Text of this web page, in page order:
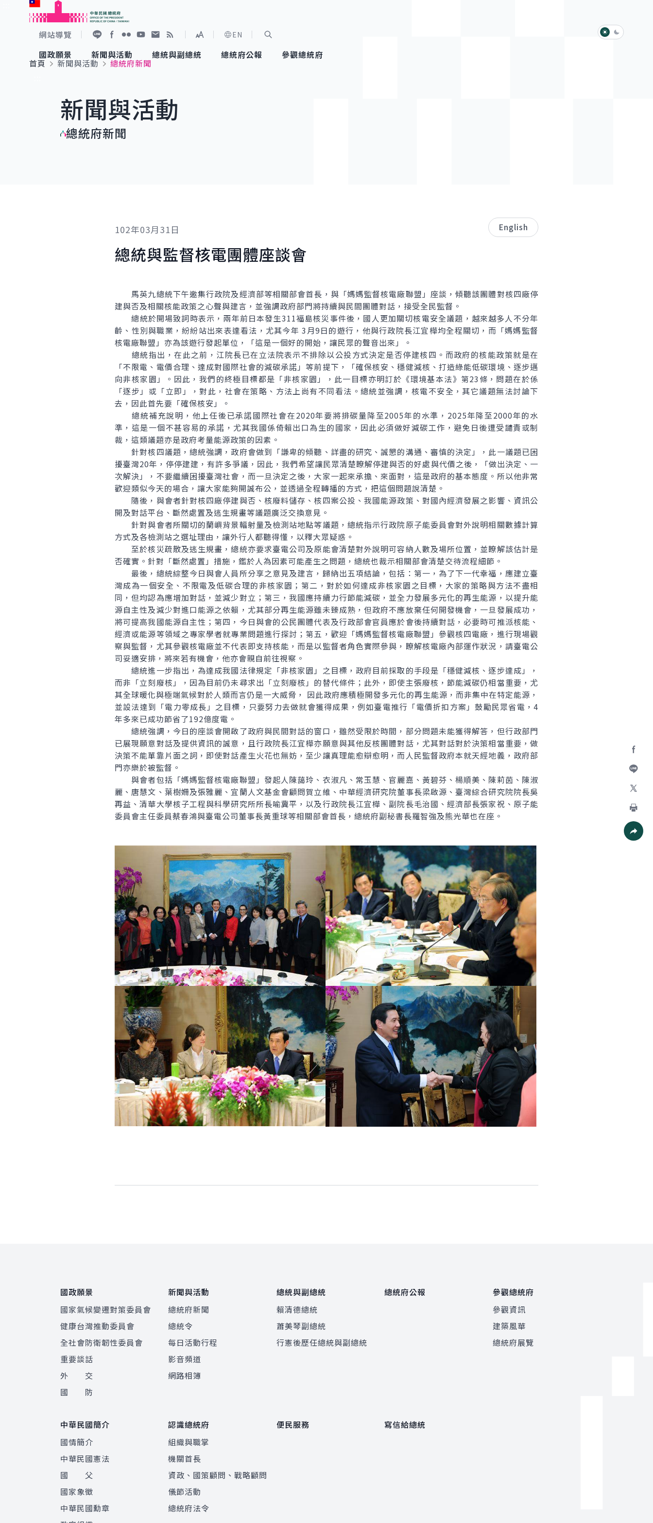
跳到主要內容
網站導覽
展開字級選單
EN
國政願景
國家氣候變遷對策委員會
重要談話
新聞與活動
總統府新聞
影音頻道
總統與副總統
賴清德總統
總統府公報 參觀總統府
參觀資訊
淺色模式
深色模式
首頁
新聞與活動
總統府新聞
新聞與活動
總統府新聞
加入好
列印
102年03月31日 English
總統與監督核電團體座談會
馬英九總統下午邀集行政院及經濟部等相關部會首長，與「媽媽監督核電廠聯盟」座談，傾聽該團體對核四廠停
建與否及相關核能政策之心聲與建言，並強調政府部門將持續與民間團體對話，接受全民監督。
總統於開場致詞時表示，兩年前日本發生311福島核災事件後，國人更加關切核電安全議題，越來越多人不分年
齡、性別與職業，紛紛站出來表達看法，尤其今年 3月9日的遊行，他與行政院長江宜樺均全程關切，而「媽媽監督
核電廠聯盟」亦為該遊行發起單位，「這是一個好的開始，讓民眾的聲音出來」。
總統指出，在此之前，江院長已在立法院表示不排除以公投方式決定是否停建核四。而政府的核能政策就是在
「不限電、電價合理、達成對國際社會的減碳承諾」等前提下，「確保核安、穩健減核、打造綠能低碳環境、逐步邁
向非核家園」。因此，我們的終極目標都是「非核家園」，此一目標亦明訂於《環境基本法》第23條，問題在於係
「逐步」或「立即」，對此，社會在策略、方法上尚有不同看法。總統並強調，核電不安全，其它議題無法討論下
去，因此首先要「確保核安」。
總統補充說明，他上任後已承諾國際社會在2020年要將排碳量降至2005年的水準，2025年降至2000年的水
準，這是一個不甚容易的承諾，尤其我國係倚賴出口為生的國家，因此必須做好減碳工作，避免日後遭受譴責或制
裁，這類議題亦是政府考量能源政策的因素。
針對核四議題，總統強調，政府會做到「謙卑的傾聽、詳盡的研究、誠懇的溝通、審慎的決定」，此一議題已困
擾臺灣20年，停停建建，有許多爭議，因此，我們希望讓民眾清楚瞭解停建與否的好處與代價之後，「做出決定、一
次解決」，不要繼續困擾臺灣社會，而一旦決定之後，大家一起來承擔、來面對，這是政府的基本態度。所以他非常
歡迎類似今天的場合，讓大家能夠開誠布公，並透過全程轉播的方式，把這個問題說清楚。
隨後，與會者針對核四廠停建與否、核廢料儲存、核四案公投、我國能源政策、對國內經濟發展之影響、資訊公
開及對話平台、斷然處置及逃生規畫等議題廣泛交換意見。
針對與會者所關切的蘭嶼背景輻射量及檢測站地點等議題，總統指示行政院原子能委員會對外說明相關數據計算
方式及各檢測站之選址理由，讓外行人都聽得懂，以釋大眾疑惑。
至於核災疏散及逃生規畫，總統亦要求臺電公司及原能會清楚對外說明可容納人數及場所位置，並瞭解該估計是
否確實。針對「斷然處置」措施，鑑於人為因素可能產生之問題，總統也裁示相關部會清楚交待流程細節。
最後，總統綜整今日與會人員所分享之意見及建言，歸納出五項結論，包括：第一，為了下一代幸福，應建立臺
灣成為一個安全、不限電及低碳合理的非核家園；第二，對於如何達成非核家園之目標，大家的策略與方法不盡相
同，但均認為應增加對話，並減少對立；第三，我國應持續力行節能減碳，並全力發展多元化的再生能源，以提升能
源自主性及減少對進口能源之依賴，尤其部分再生能源雖未臻成熟，但政府不應放棄任何開發機會，一旦發展成功，
將可提高我國能源自主性；第四，今日與會的公民團體代表及行政部會官員應於會後持續對話，必要時可推派核能、
經濟或能源等領域之專家學者就專業問題進行探討；第五，歡迎「媽媽監督核電廠聯盟」參觀核四電廠，進行現場觀
察與監督，尤其參觀核電廠並不代表即支持核能，而是以監督者角色實際參與，瞭解核電廠內部運作狀況，請臺電公
司妥適安排，將來若有機會，他亦會親自前往視察。
總統進一步指出，為達成我國法律規定「非核家園」之目標，政府目前採取的手段是「穩健減核、逐步達成」，
而非「立刻廢核」，因為目前仍未尋求出「立刻廢核」的替代條件；此外，即使主張廢核，節能減碳仍相當重要，尤
其全球暖化與極端氣候對於人類而言仍是一大威脅， 因此政府應積極開發多元化的再生能源，而非集中在特定能源，
並設法達到「電力零成長」之目標，只要努力去做就會獲得成果，例如臺電推行「電價折扣方案」鼓勵民眾省電，4
年多來已成功節省了192億度電。
總統強調，今日的座談會開啟了政府與民間對話的窗口，雖然受限於時間，部分問題未能獲得解答，但行政部門
已展現願意對話及提供資訊的誠意，且行政院長江宜樺亦願意與其他反核團體對話，尤其對話對於決策相當重要，做
決策不能單靠片面之詞，即使對話產生火花也無妨，至少讓真理能愈辯愈明，而人民監督政府本就天經地義，政府部
門亦樂於被監督。
與會者包括「媽媽監督核電廠聯盟」發起人陳藹玲、衣淑凡、常玉慧、官麗嘉、黃碧芬、楊順美、陳莉茵、陳淑
麗、唐慧文、葉樹姍及張雅麗、宜蘭人文基金會顧問賀立維、中華經濟研究院董事長梁啟源、臺灣綜合研究院院長吳
再益、清華大學核子工程與科學研究所所長喻冀平，以及行政院長江宜樺、副院長毛治國、經濟部長張家祝、原子能
委員會主任委員蔡春鴻與臺電公司董事長黃重球等相關部會首長，總統府副秘書長羅智強及熊光華也在座。
國政願景
國家氣候變遷對策委員會
健康台灣推動委員會
全社會防衛韌性委員會
重要談話
外 交
國 防
新聞與活動
總統府新聞
總統令
每日活動行程
影音頻道
網路相簿
總統與副總統
賴清德總統
蕭美琴副總統
行憲後歷任總統與副總統
總統府公報
參觀總統府
參觀資訊
建築風華
總統府展覽
中華民國簡介
國情簡介
中華民國憲法
國 父
國家象徵
中華民國勳章
認識總統府
組織與職掌
機關首長
資政、國策顧問、戰略顧問
儀節活動
總統府法令
便民服務 寫信給總統